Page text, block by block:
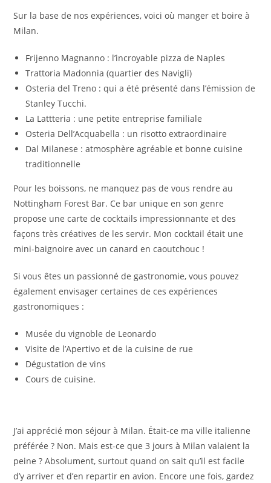
Sur la base de nos expériences, voici où manger et boire à
Milan.
Frijenno Magnanno : l’incroyable pizza de Naples
Trattoria Madonnia (quartier des Navigli)
Osteria del Treno : qui a été présenté dans l’émission de
Stanley Tucchi.
La Lattteria : une petite entreprise familiale
Osteria Dell’Acquabella : un risotto extraordinaire
Dal Milanese : atmosphère agréable et bonne cuisine
traditionnelle
Pour les boissons, ne manquez pas de vous rendre au
Nottingham Forest Bar. Ce bar unique en son genre
propose une carte de cocktails impressionnante et des
façons très créatives de les servir. Mon cocktail était une
mini-baignoire avec un canard en caoutchouc !
Si vous êtes un passionné de gastronomie, vous pouvez
également envisager certaines de ces expériences
gastronomiques :
Musée du vignoble de Leonardo
Visite de l’Apertivo et de la cuisine de rue
Dégustation de vins
Cours de cuisine.
J’ai apprécié mon séjour à Milan. Était-ce ma ville italienne
préférée ? Non. Mais est-ce que 3 jours à Milan valaient la
peine ? Absolument, surtout quand on sait qu’il est facile
d’y arriver et d’en repartir en avion. Encore une fois, gardez